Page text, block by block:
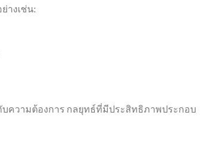
างเช่น:
บความต้องการ กลยุทธ์ที่มีประสิทธิภาพประกอบ